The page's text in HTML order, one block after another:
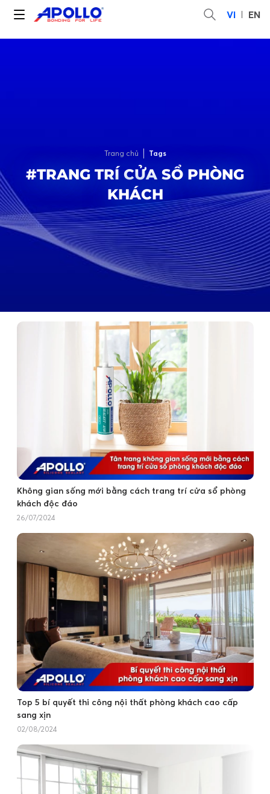
VI EN
Trang chủ Tags
#TRANG TRÍ CỬA SỔ PHÒNG
KHÁCH
Không gian sống mới bằng cách trang trí cửa sổ phòng
khách độc đáo
26/07/2024
Top 5 bí quyết thi công nội thất phòng khách cao cấp
sang xịn
02/08/2024